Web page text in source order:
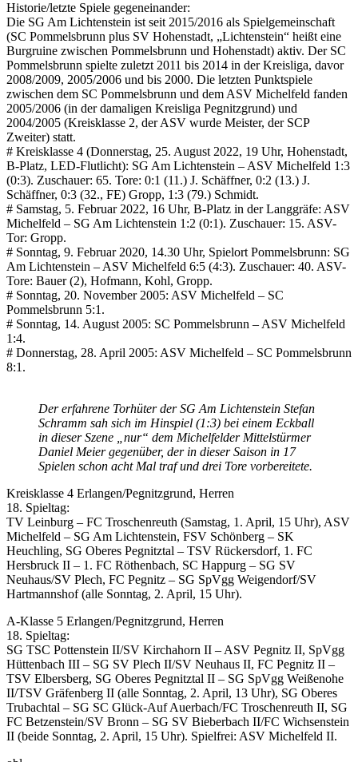
Historie/letzte Spiele gegeneinander:
Die SG Am Lichtenstein ist seit 2015/2016 als Spielgemeinschaft
(SC Pommelsbrunn plus SV Hohenstadt, „Lichtenstein“ heißt eine
Burgruine zwischen Pommelsbrunn und Hohenstadt) aktiv. Der SC
Pommelsbrunn spielte zuletzt 2011 bis 2014 in der Kreisliga, davor
2008/2009, 2005/2006 und bis 2000. Die letzten Punktspiele
zwischen dem SC Pommelsbrunn und dem ASV Michelfeld fanden
2005/2006 (in der damaligen Kreisliga Pegnitzgrund) und
2004/2005 (Kreisklasse 2, der ASV wurde Meister, der SCP
Zweiter) statt.
# Kreisklasse 4 (Donnerstag, 25. August 2022, 19 Uhr, Hohenstadt,
B-Platz, LED-Flutlicht): SG Am Lichtenstein – ASV Michelfeld 1:3
(0:3). Zuschauer: 65. Tore: 0:1 (11.) J. Schäffner, 0:2 (13.) J.
Schäffner, 0:3 (32., FE) Gropp, 1:3 (79.) Schmidt.
# Samstag, 5. Februar 2022, 16 Uhr, B-Platz in der Langgräfe: ASV
Michelfeld – SG Am Lichtenstein 1:2 (0:1). Zuschauer: 15. ASV-
Tor: Gropp.
# Sonntag, 9. Februar 2020, 14.30 Uhr, Spielort Pommelsbrunn: SG
Am Lichtenstein – ASV Michelfeld 6:5 (4:3). Zuschauer: 40. ASV-
Tore: Bauer (2), Hofmann, Kohl, Gropp.
# Sonntag, 20. November 2005: ASV Michelfeld – SC
Pommelsbrunn 5:1.
# Sonntag, 14. August 2005: SC Pommelsbrunn – ASV Michelfeld
1:4.
# Donnerstag, 28. April 2005: ASV Michelfeld – SC Pommelsbrunn
8:1.
Der erfahrene Torhüter der SG Am Lichtenstein Stefan
Schramm sah sich im Hinspiel (1:3) bei einem Eckball
in dieser Szene „nur“ dem Michelfelder Mittelstürmer
Daniel Meier gegenüber, der in dieser Saison in 17
Spielen schon acht Mal traf und drei Tore vorbereitete.
Kreisklasse 4 Erlangen/Pegnitzgrund, Herren
18. Spieltag:
TV Leinburg – FC Troschenreuth (Samstag, 1. April, 15 Uhr), ASV
Michelfeld – SG Am Lichtenstein, FSV Schönberg – SK
Heuchling, SG Oberes Pegnitztal – TSV Rückersdorf, 1. FC
Hersbruck II – 1. FC Röthenbach, SC Happurg – SG SV
Neuhaus/SV Plech, FC Pegnitz – SG SpVgg Weigendorf/SV
Hartmannshof (alle Sonntag, 2. April, 15 Uhr).
A-Klasse 5 Erlangen/Pegnitzgrund, Herren
18. Spieltag:
SG TSC Pottenstein II/SV Kirchahorn II – ASV Pegnitz II, SpVgg
Hüttenbach III – SG SV Plech II/SV Neuhaus II, FC Pegnitz II –
TSV Elbersberg, SG Oberes Pegnitztal II – SG SpVgg Weißenohe
II/TSV Gräfenberg II (alle Sonntag, 2. April, 13 Uhr), SG Oberes
Trubachtal – SG SC Glück-Auf Auerbach/FC Troschenreuth II, SG
FC Betzenstein/SV Bronn – SG SV Bieberbach II/FC Wichsenstein
II (beide Sonntag, 2. April, 15 Uhr). Spielfrei: ASV Michelfeld II.